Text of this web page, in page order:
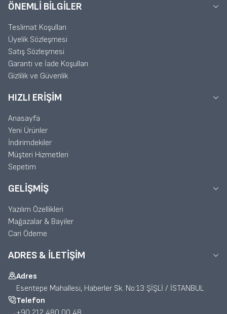
ÖNEMLI BILGILER
Teslimat Koşulları
Üyelik Sözleşmesi
Satış Sözleşmesi
Garanti ve İade Koşulları
Gizlilik ve Güvenlik
HIZLI ERIŞIM
Anasayfa
Yeni Ürünler
İndirimdekiler
Müşteri Hizmetleri
Sepetim
GELIŞMIŞ
Yazılım Özellikleri
Mağazalar & Bayiler
Cari Ödeme
ADRES & İLETIŞIM
Adres
Esentepe Mahallesi, Haberler Sk. No:13 ŞİŞLİ / İSTANBUL
Telefon